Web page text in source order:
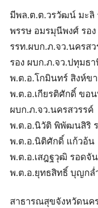
มีพล.ต.ต.วรวัฒน์ มะลิ
พรรษ อมรมุนีพงศ์ รอ
รรท.ผบก.ภ.จว.นครสว
รอง ผบก.ภ.จว.ปทุมธ
พ.ต.อ.โกมินทร์ สิงห์ข
พ.ต.อ.เกียรติศักดิ์ ขอ
ผบก.ภ.จว.นครสวรรค์
พ.ต.อ.นิวัติ พิพัฒนสิริ
พ.ต.อ.นิติศักดิ์ แก้วอ้น
พ.ต.อ.เสฎฐวุฒิ รอดจั
พ.ต.อ.ยุทธสิทธิ์ บุญกล่
สาธารณสุขจังหวัดนค